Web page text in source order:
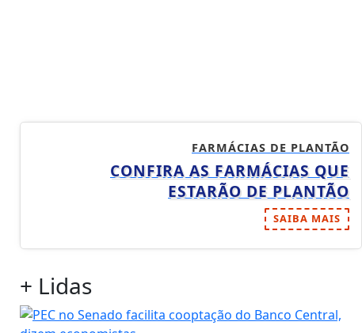
FARMÁCIAS DE PLANTÃO
CONFIRA AS FARMÁCIAS QUE
ESTARÃO DE PLANTÃO
SAIBA MAIS
+ Lidas